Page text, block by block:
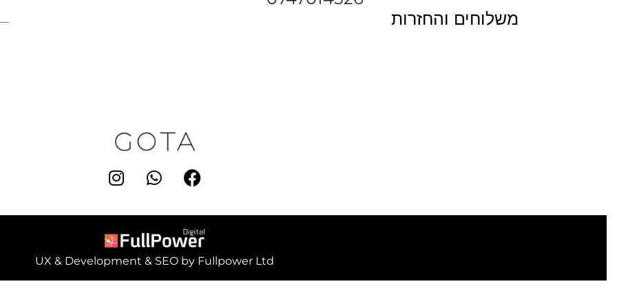
משלוחים והחזרות
UX & Development & SEO by Fullpower Ltd